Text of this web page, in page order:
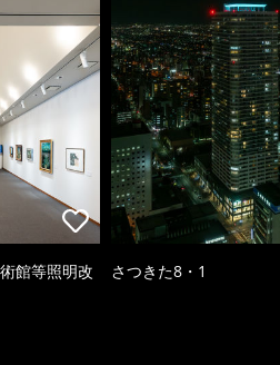
館等照明改
さつきた8・1